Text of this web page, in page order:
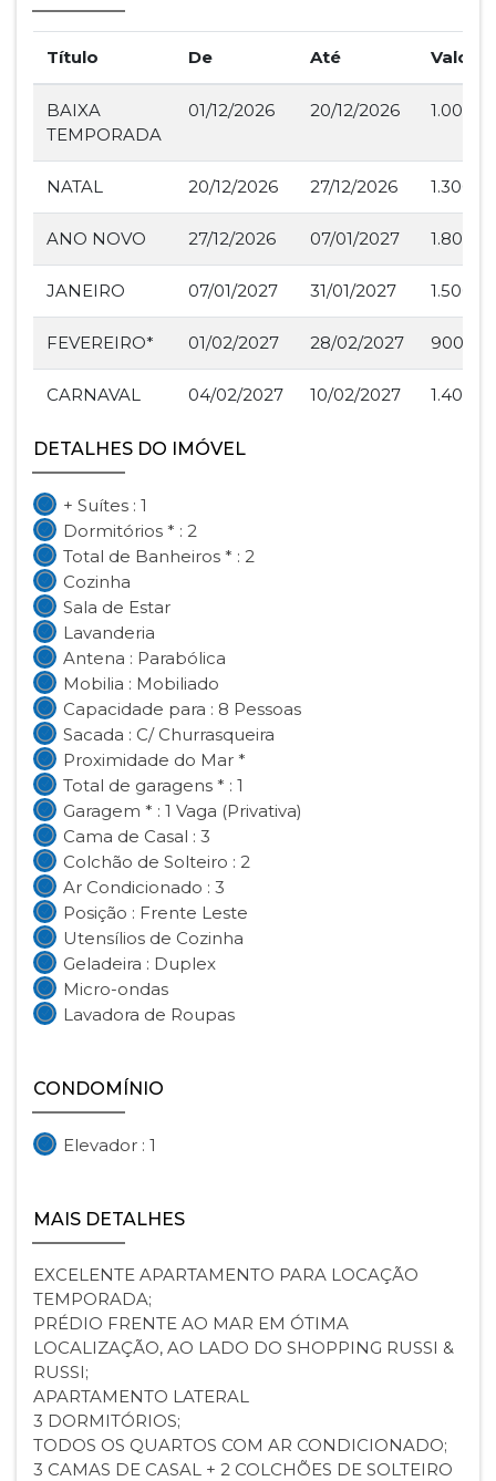
Título De Até Valor
BAIXA
TEMPORADA
01/12/2026 20/12/2026
NATAL 20/12/2026 27/12/2026
ANO NOVO 27/12/2026 07/01/2027
JANEIRO 07/01/2027 31/01/2027
FEVEREIRO* 01/02/2027 28/02/2027 900,00
CARNAVAL 04/02/2027 10/02/2027
DETALHES DO IMÓVEL
+ Suítes : 1
Dormitórios * : 2
Total de Banheiros * : 2
Cozinha
Sala de Estar
Lavanderia
Antena : Parabólica
Mobilia : Mobiliado
Capacidade para : 8 Pessoas
Sacada : C/ Churrasqueira
Proximidade do Mar *
Total de garagens * : 1
Garagem * : 1 Vaga (Privativa)
Cama de Casal : 3
Colchão de Solteiro : 2
Ar Condicionado : 3
Posição : Frente Leste
Utensílios de Cozinha
Geladeira : Duplex
Micro-ondas
Lavadora de Roupas
CONDOMÍNIO
Elevador : 1
MAIS DETALHES
EXCELENTE APARTAMENTO PARA LOCAÇÃO
TEMPORADA;
PRÉDIO FRENTE AO MAR EM ÓTIMA
LOCALIZAÇÃO, AO LADO DO SHOPPING RUSSI &
RUSSI;
APARTAMENTO LATERAL
3 DORMITÓRIOS;
TODOS OS QUARTOS COM AR CONDICIONADO;
3 CAMAS DE CASAL + 2 COLCHÕES DE SOLTEIRO